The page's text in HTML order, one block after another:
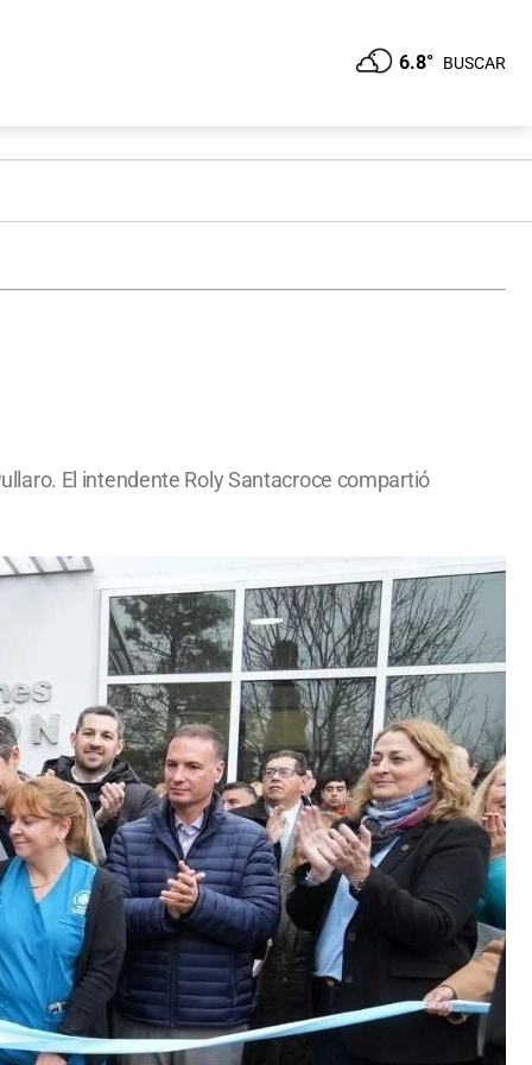
6.8° BUSCAR
El intendente Roly Santacroce compartió